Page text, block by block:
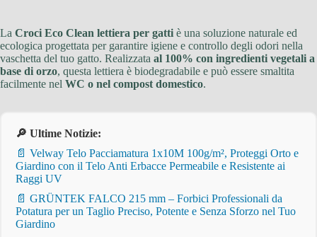
La Croci Eco Clean lettiera per gatti è una soluzione naturale ed
ecologica progettata per garantire igiene e controllo degli odori nella
vaschetta del tuo gatto. Realizzata al 100% con ingredienti vegetali a
base di orzo, questa lettiera è biodegradabile e può essere smaltita
facilmente nel WC o nel compost domestico.
🔎 Ultime Notizie:
📄 Velway Telo Pacciamatura 1x10M 100g/m², Proteggi Orto e
Giardino con il Telo Anti Erbacce Permeabile e Resistente ai
Raggi UV
📄 GRÜNTEK FALCO 215 mm – Forbici Professionali da
Potatura per un Taglio Preciso, Potente e Senza Sforzo nel Tuo
Giardino